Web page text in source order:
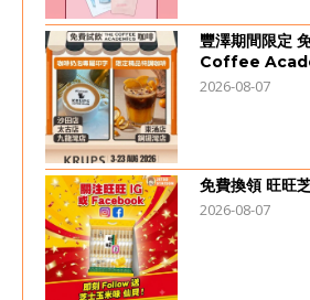
豐澤期間限定
Coffee
2026-08-07
免費換領 旺旺
2026-08-07